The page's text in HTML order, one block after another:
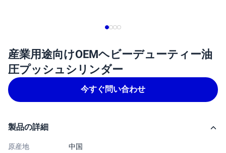
産業用途向けOEMヘビーデューティー油
圧プッシュシリンダー
今すぐ問い合わせ
製品の詳細
原産地
中国